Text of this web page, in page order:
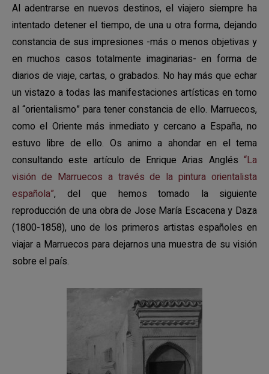
Al adentrarse en nuevos destinos, el viajero siempre ha
intentado detener el tiempo, de una u otra forma, dejando
constancia de sus impresiones -más o menos objetivas y
en muchos casos totalmente imaginarias- en forma de
diarios de viaje, cartas, o grabados. No hay más que echar
un vistazo a todas las manifestaciones artísticas en torno
al “orientalismo” para tener constancia de ello. Marruecos,
como el Oriente más inmediato y cercano a España, no
estuvo libre de ello. Os animo a ahondar en el tema
consultando este artículo de Enrique Arias Anglés “La
visión de Marruecos a través de la pintura orientalista
española”, del que hemos tomado la siguiente
reproducción de una obra de Jose María Escacena y Daza
(1800-1858), uno de los primeros artistas españoles en
viajar a Marruecos para dejarnos una muestra de su visión
sobre el país.